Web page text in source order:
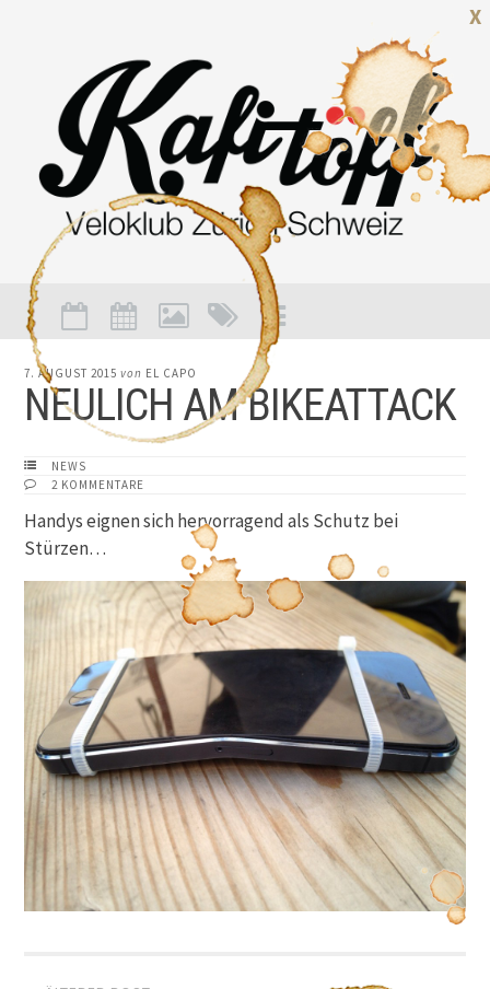
X
7. AUGUST 2015 von EL CAPO
NEULICH AM BIKEATTACK
NEWS
2 KOMMENTARE
Handys eignen sich hervorragend als Schutz bei
Stürzen…